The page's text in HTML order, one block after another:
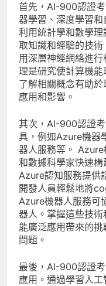
首先，AI-900認證
器學習、深度學習
利用統計學和數學
取知識和經驗的技
用深層神經網絡進
理是研究使計算機
了解相關概念有助
應用和影響。
其次，AI-900認證
具，例如Azure機器
器人服務等。
和數據科學家快速構
Azure認知服務提供
開發人員輕鬆地將
Azure機器人服務可
器人。掌握這些技
能廣泛應用帶來的
問題。
最後，AI-900認證
應用。通過學習人